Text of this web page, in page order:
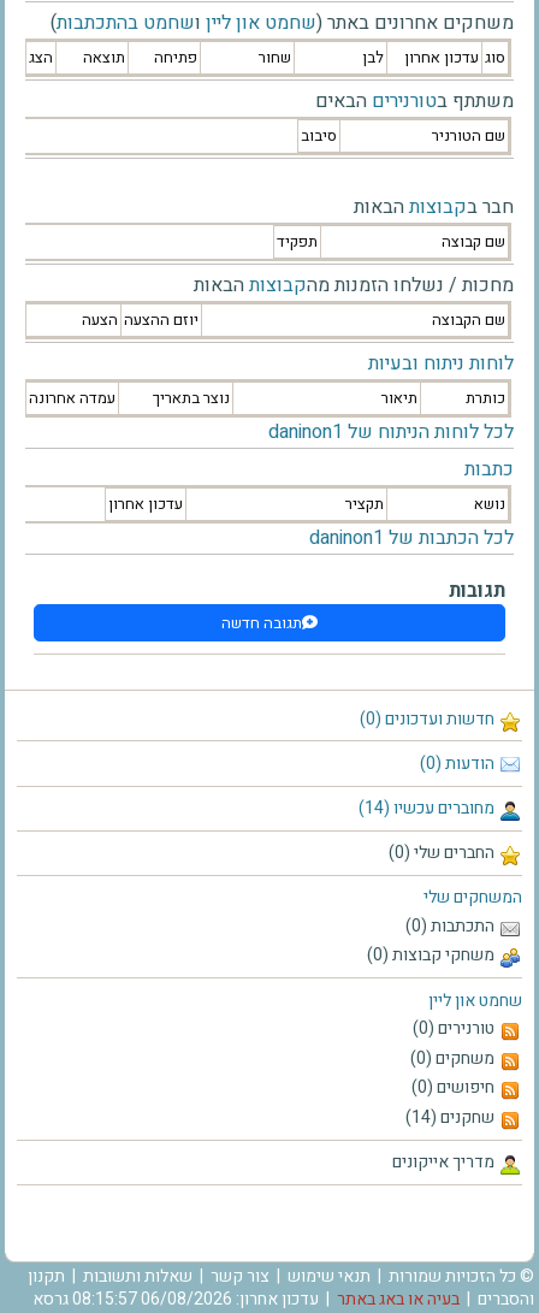
חדשות ועדכונים (0)
הודעות (0)
מחוברים עכשיו (14)
החברים שלי (0)
המשחקים שלי
התכתבות (0)
משחקי קבוצות (0)
שחמט און ליין
טורנירים (0)
משחקים (0)
חיפושים (0)
שחקנים (14)
מדריך אייקונים
משחקים אחרונים באתר (שחמט און ליין ושחמט בהתכתבות)
סוג עדכון אחרון לבן שחור פתיחה תוצאה הצג
משתתף בטורנירים הבאים
שם הטורניר סיבוב
חבר בקבוצותהבאות
שם קבוצה תפקיד
מחכות / נשלחו הזמנות מהקבוצותהבאות
שם הקבוצה יוזם ההצעה הצעה
לוחות ניתוח ובעיות
כותרת תיאור נוצר בתאריך עמדה אחרונה
לכל לוחות הניתוח של daninon1
כתבות
נושא תקציר עדכון אחרון
לכל הכתבות של daninon1
תגובות
תגובה חדשה
© כל הזכויות שמורות | תנאי שימוש | צור קשר | שאלות ותשובות | תקנון
והסברים | בעיה או באג באתר
| עדכון אחרון: 06/08/2026 08:15:57 גרסא